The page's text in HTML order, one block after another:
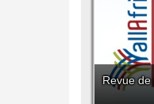
Revue de